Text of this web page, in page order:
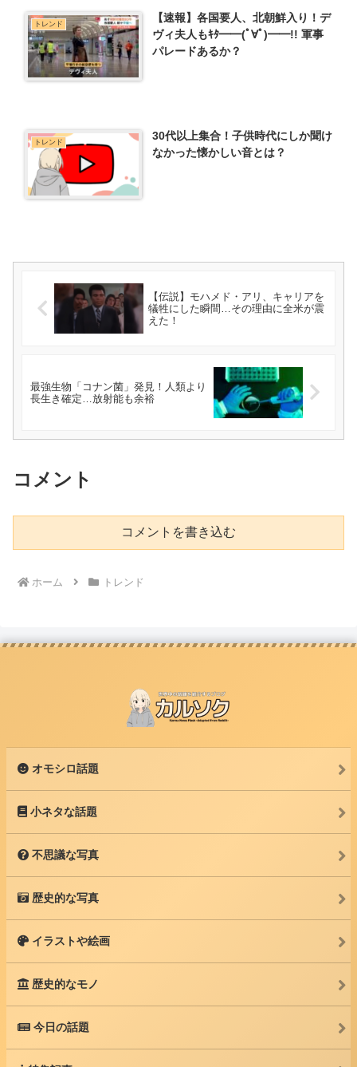
トレンド
【速報】各国要人、北朝鮮入り！デ
ヴィ夫人もｷﾀ━━(ﾟ∀ﾟ)━━!! 軍事
パレードあるか？
トレンド
30代以上集合！子供時代にしか聞け
なかった懐かしい音とは？
【伝説】モハメド・アリ、キャリアを
犠牲にした瞬間…その理由に全米が震
えた！
最強生物「コナン菌」発見！人類より
長生き確定…放射能も余裕
コメント
コメントを書き込む
ホーム トレンド
オモシロ話題
小ネタな話題
不思議な写真
歴史的な写真
イラストや絵画
歴史的なモノ
今日の話題